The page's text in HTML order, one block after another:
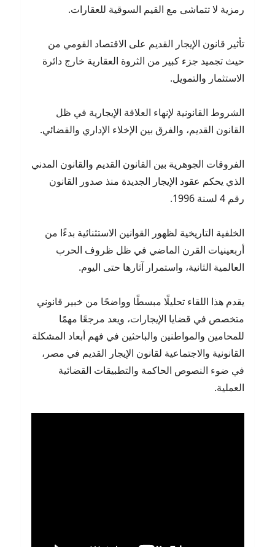
رمزية لا تتماشى مع القيم السوقية للعقارات.
تأثير قانون الإيجار القديم على الاقتصاد القومي من
حيث تجميد جزء كبير من الثروة العقارية خارج دائرة
الاستثمار والتمويل.
الشروط القانونية لإنهاء العلاقة الإيجارية في ظل
القانون القديم، والفرق بين الإخلاء الإداري والقضائي.
الفروقات الجوهرية بين القانون القديم والقانون المدني
الذي يحكم عقود الإيجار الجديدة منذ صدور القانون
رقم 4 لسنة 1996.
الخلفية التاريخية لظهور القوانين الاستثنائية بدءًا من
أربعينيات القرن الماضي في ظل ظروف الحرب
العالمية الثانية، واستمرار آثارها حتى اليوم.
يقدم هذا اللقاء تحليلًا مبسطًا وواضحًا من خبير قانوني
متخصص في قضايا الإيجارات، ويعد مرجعًا مهمًا
للمحامين والمواطنين والباحثين في فهم أبعاد المشكلة
القانونية والاجتماعية لقانون الإيجار القديم في مصر،
في ضوء النصوص الحاكمة والتطبيقات القضائية
العملية.